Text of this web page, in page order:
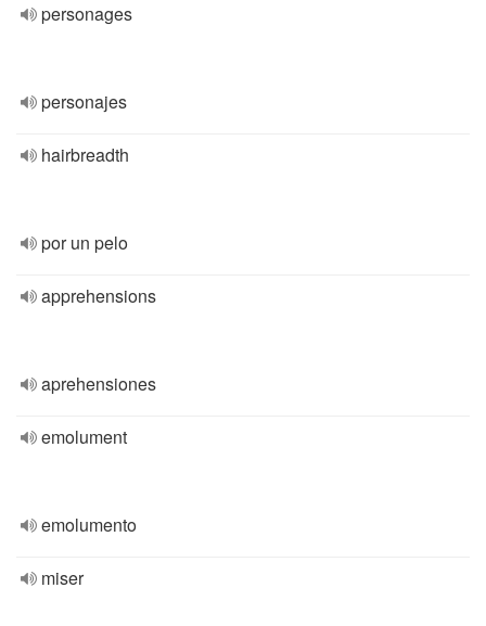
personages
personajes
hairbreadth
por un pelo
apprehensions
aprehensiones
emolument
emolumento
miser